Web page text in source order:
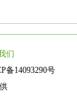
们
备14093290号